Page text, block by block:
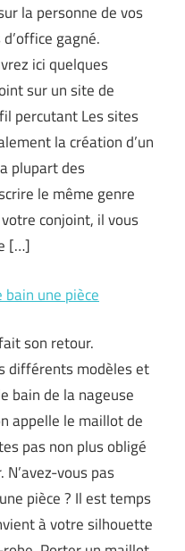
la personne de vos
gagné.
ici quelques
sur un site de
percutant Les sites
la création d’un
plupart des
le même genre
conjoint, il vous
[…]
une pièce
son retour.
différents modèles et
bain de la nageuse
appelle le maillot de
pas non plus obligé
vous pas
pièce ? Il est temps
à votre silhouette